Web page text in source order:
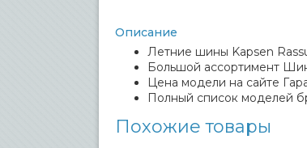
Описание
Летние шины Kapsen
Большой ассортимент
Цена модели на сайте
Полный список моделей
Похожие товары